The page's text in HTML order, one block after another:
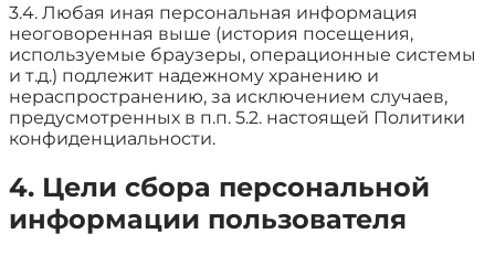
3.4. Любая иная персональная информация
неоговоренная выше (история посещения,
используемые браузеры, операционные системы
и т.д.) подлежит надежному хранению и
нераспространению, за исключением случаев,
предусмотренных в п.п. 5.2. настоящей Политики
конфиденциальности.
4. Цели сбора персональной
информации пользователя